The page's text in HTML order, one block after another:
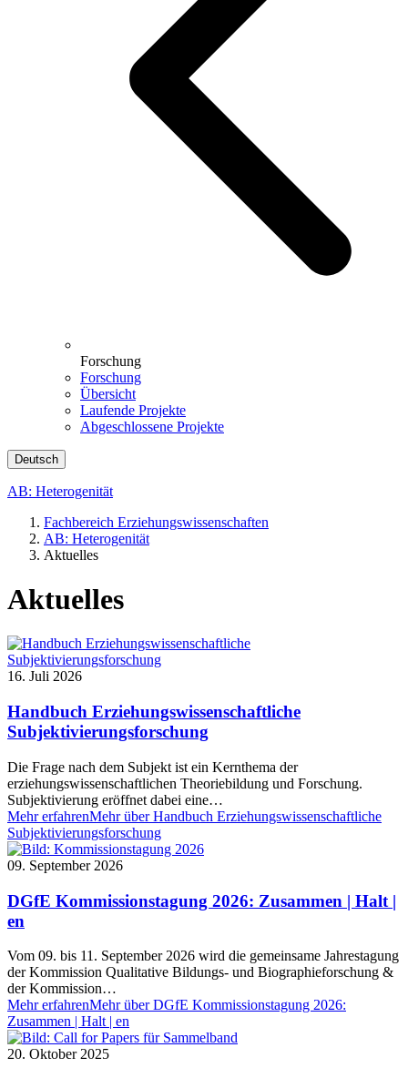
Forschung
Forschung
Übersicht
Laufende Projekte
Abgeschlossene Projekte
Deutsch
AB: Heterogenität
Fachbereich Erziehungswissenschaften
AB: Heterogenität
Aktuelles
Aktuelles
16. Juli 2026
Handbuch Erziehungswissenschaftliche
Subjektivierungsforschung
Die Frage nach dem Subjekt ist ein Kernthema der
erziehungswissenschaftlichen Theoriebildung und Forschung.
Subjektivierung eröffnet dabei eine…
Mehr erfahrenMehr über Handbuch Erziehungswissenschaftliche
Subjektivierungsforschung
09. September 2026
DGfE Kommissionstagung 2026: Zusammen | Halt |
en
Vom 09. bis 11. September 2026 wird die gemeinsame Jahrestagung
der Kommission Qualitative Bildungs- und Biographieforschung &
der Kommission…
Mehr erfahrenMehr über DGfE Kommissionstagung 2026:
Zusammen | Halt | en
20. Oktober 2025